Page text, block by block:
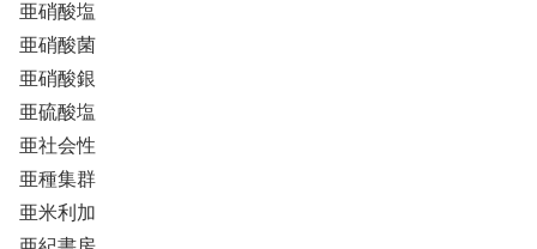
亜硝酸塩
亜硝酸菌
亜硝酸銀
亜硫酸塩
亜社会性
亜種集群
亜米利加